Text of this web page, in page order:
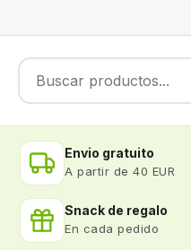
Envio gratuito
A partir de 40 EUR
Snack de regalo
En cada pedido